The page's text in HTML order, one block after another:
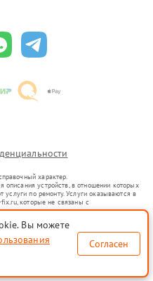
характер.
описания устройств, в отношении которых
по ремонту. Услуги оказываются в
которые не связаны с
представителями.
в гражданский оборот в соответствии
индивидуализации услуг или введения
о предоставляемых услугах по
публичной офертой, определяемой
РФ
Вы можете
Согласен